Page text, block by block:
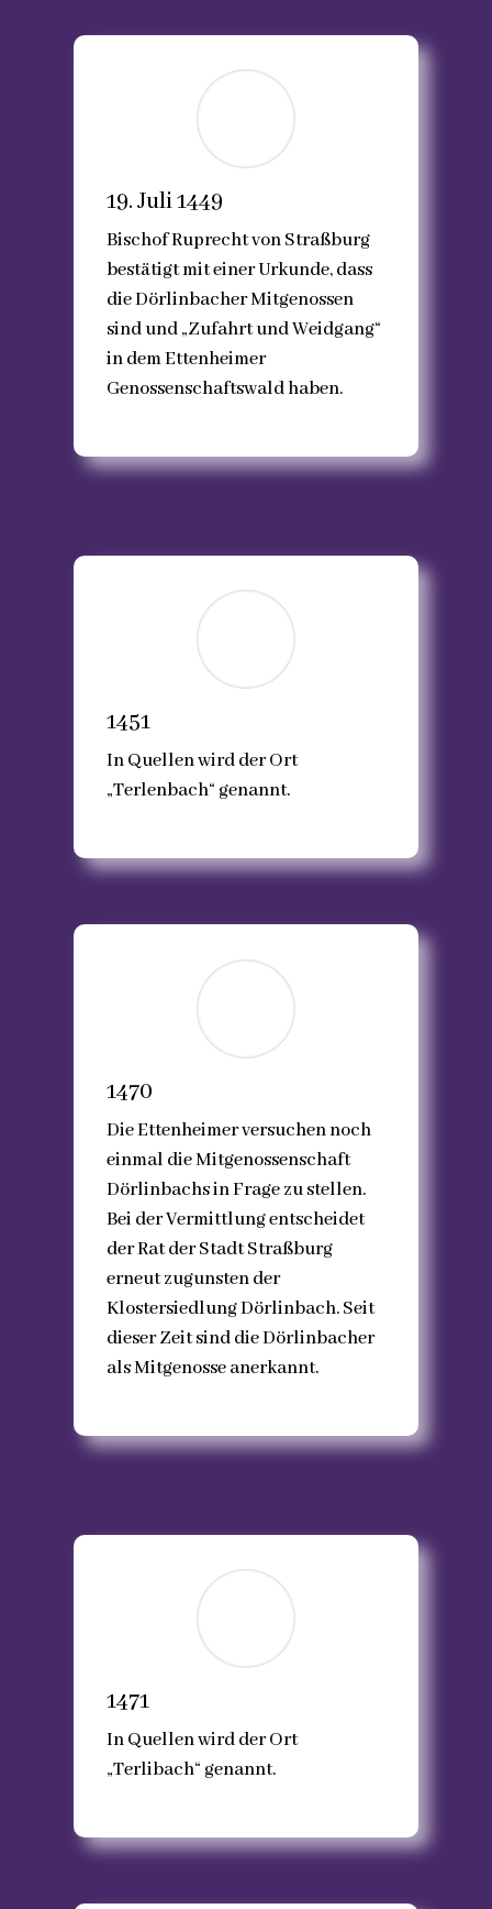
19. Juli 1449
Bischof Ruprecht von Straßburg
bestätigt mit einer Urkunde, dass
die Dörlinbacher Mitgenossen
sind und „Zufahrt und Weidgang“
in dem Ettenheimer
Genossenschaftswald haben.
1451
In Quellen wird der Ort
„Terlenbach“ genannt.
1470
Die Ettenheimer versuchen noch
einmal die Mitgenossenschaft
Dörlinbachs in Frage zu stellen.
Bei der Vermittlung entscheidet
der Rat der Stadt Straßburg
erneut zugunsten der
Klostersiedlung Dörlinbach. Seit
dieser Zeit sind die Dörlinbacher
als Mitgenosse anerkannt.
1471
In Quellen wird der Ort
„Terlibach“ genannt.